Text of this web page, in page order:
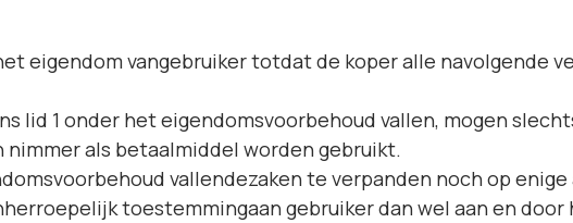
eigendom vangebruiker totdat de koper alle navolgende
lid 1 onder het eigendomsvoorbehoud vallen, mogen
als betaalmiddel worden gebruikt.
vallendezaken te verpanden noch op
toestemmingaan gebruiker dan wel aan en